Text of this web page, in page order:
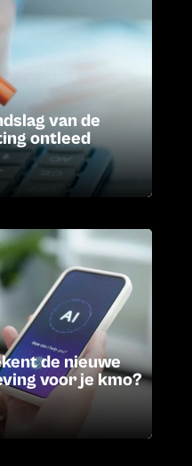
van de
ontleed
de nieuwe
voor je kmo?